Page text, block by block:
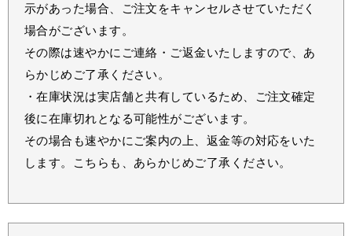
示があった場合、ご注文をキャンセルさせていただく
場合がございます。
その際は速やかにご連絡・ご返金いたしますので、あ
らかじめご了承ください。
・在庫状況は実店舗と共有しているため、ご注文確定
後に在庫切れとなる可能性がございます。
その場合も速やかにご案内の上、返金等の対応をいた
します。こちらも、あらかじめご了承ください。